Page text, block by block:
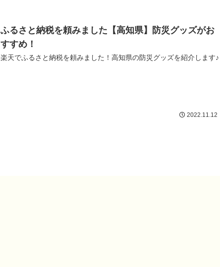
ふるさと納税を頼みました【高知県】防災グッズがお
すすめ！
楽天でふるさと納税を頼みました！高知県の防災グッズを紹介します♪
2022.11.12